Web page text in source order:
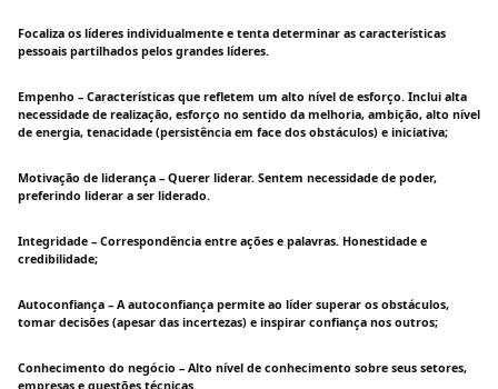
Focaliza os líderes individualmente e tenta determinar as características
pessoais partilhados pelos grandes líderes.
Empenho – Características que refletem um alto nível de esforço. Inclui alta
necessidade de realização, esforço no sentido da melhoria, ambição, alto nível
de energia, tenacidade (persistência em face dos obstáculos) e iniciativa;
Motivação de liderança – Querer liderar. Sentem necessidade de poder,
preferindo liderar a ser liderado.
Integridade – Correspondência entre ações e palavras. Honestidade e
credibilidade;
Autoconfiança – A autoconfiança permite ao líder superar os obstáculos,
tomar decisões (apesar das incertezas) e inspirar confiança nos outros;
Conhecimento do negócio – Alto nível de conhecimento sobre seus setores,
empresas e questões técnicas.